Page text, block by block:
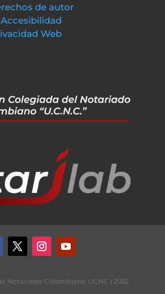
de autor
Web
Notariado Colombiano UCNC | 2022